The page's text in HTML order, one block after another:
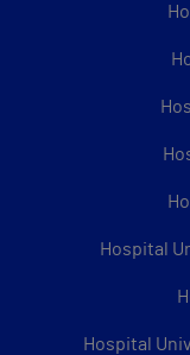
Hospital
Hospital